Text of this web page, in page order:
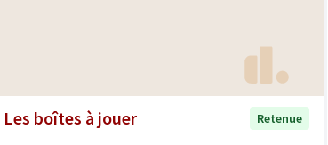
Les boîtes à jouer Retenue